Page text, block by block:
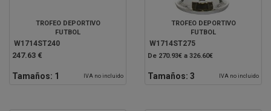
TROFEO DEPORTIVO
FUTBOL
W1714ST240
247.63 €
Tamaños: 1 IVA no incluido
TROFEO DEPORTIVO
FUTBOL
W1714ST275
De 270.93€ a 326.60€
Tamaños: 3 IVA no incluido